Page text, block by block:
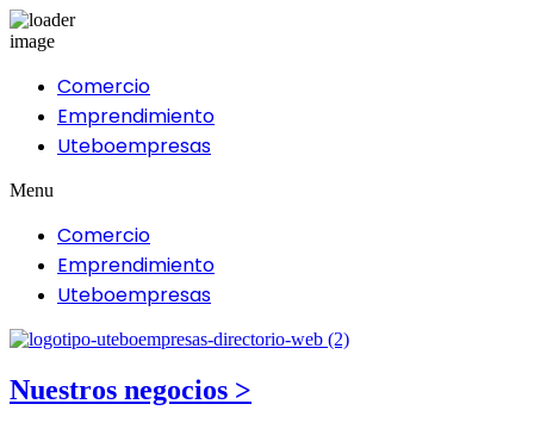
Comercio
Emprendimiento
Uteboempresas
Menu
Comercio
Emprendimiento
Uteboempresas
Nuestros negocios >